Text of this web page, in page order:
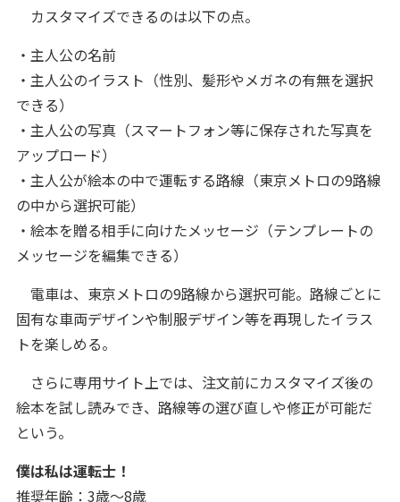
カスタマイズできるのは以下の点。
・主人公の名前
・主人公のイラスト（性別、髪形やメガネの有無を選択
できる）
・主人公の写真（スマートフォン等に保存された写真を
アップロード）
・主人公が絵本の中で運転する路線（東京メトロの9路線
の中から選択可能）
・絵本を贈る相手に向けたメッセージ（テンプレートの
メッセージを編集できる）
電車は、東京メトロの9路線から選択可能。路線ごとに
固有な車両デザインや制服デザイン等を再現したイラス
トを楽しめる。
さらに専用サイト上では、注文前にカスタマイズ後の
絵本を試し読みでき、路線等の選び直しや修正が可能だ
という。
僕は私は運転士！
推奨年齢：3歳～8歳